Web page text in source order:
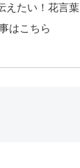
たい！花言
はこちら